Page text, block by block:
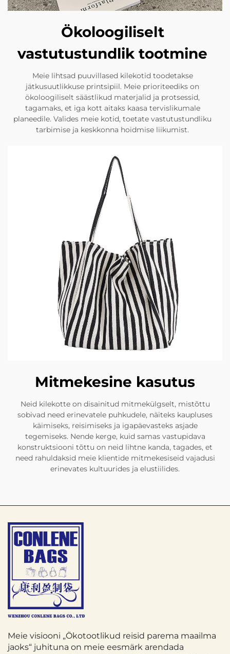
Ökoloogiliselt
vastutustundlik tootmine
Meie lihtsad puuvillased kilekotid toodetakse
jätkusuutlikkuse printsipiil. Meie prioriteediks on
ökoloogiliselt säästlikud materjalid ja protsessid,
tagamaks, et iga kott aitaks kaasa tervislikumale
planeedile. Valides meie kotid, toetate vastutustundliku
tarbimise ja keskkonna hoidmise liikumist.
Mitmekesine kasutus
Neid kilekotte on disainitud mitmekülgselt, mistõttu
sobivad need erinevatele puhkudele, näiteks kaupluses
käimiseks, reisimiseks ja igapäevasteks asjade
tegemiseks. Nende kerge, kuid samas vastupidava
konstruktsiooni tõttu on neid lihtne kanda, tagades, et
need rahuldaksid meie klientide mitmekesiseid vajadusi
erinevates kultuurides ja elustiilides.
Meie visiooni „Ökotootlikud reisid parema maailma
jaoks“ juhituna on meie eesmärk arendada